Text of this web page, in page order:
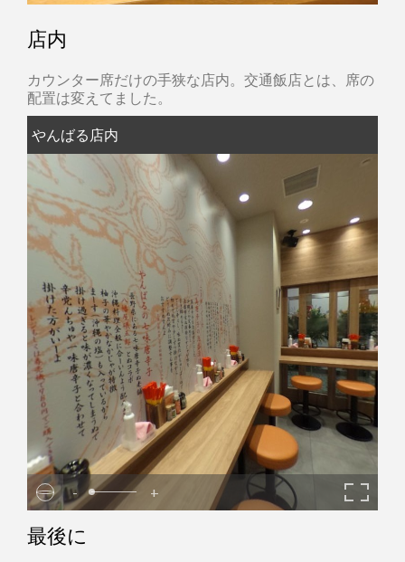
店内
カウンター席だけの手狭な店内。交通飯店とは、席の
配置は変えてました。
やんばる店内
- +
最後に